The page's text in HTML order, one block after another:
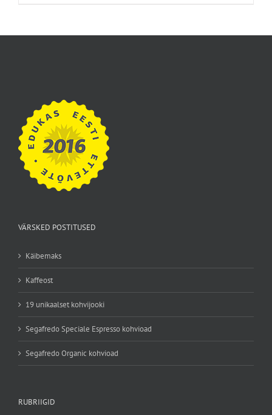
VÄRSKED POSTITUSED
Käibemaks
Kaffeost
19 unikaalset kohvijooki
Segafredo Speciale Espresso kohvioad
Segafredo Organic kohvioad
RUBRIIGID